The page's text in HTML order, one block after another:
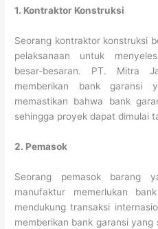
1. Kontraktor Konstruksi
Seorang kontraktor konstruksi
pelaksanaan untuk
besar-besaran. PT. Mitra
memberikan bank garansi
memastikan bahwa bank
sehingga proyek dapat dimulai
2. Pemasok
Seorang pemasok barang
manufaktur memerlukan
mendukung transaksi
memberikan bank garansi